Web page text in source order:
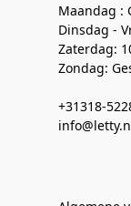
Maandag :
Dinsdag -
Zaterdag:
Zondag:
+31318-